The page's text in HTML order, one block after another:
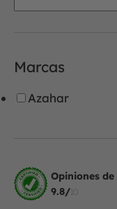
Marcas
Azahar
Opiniones
9.8/10